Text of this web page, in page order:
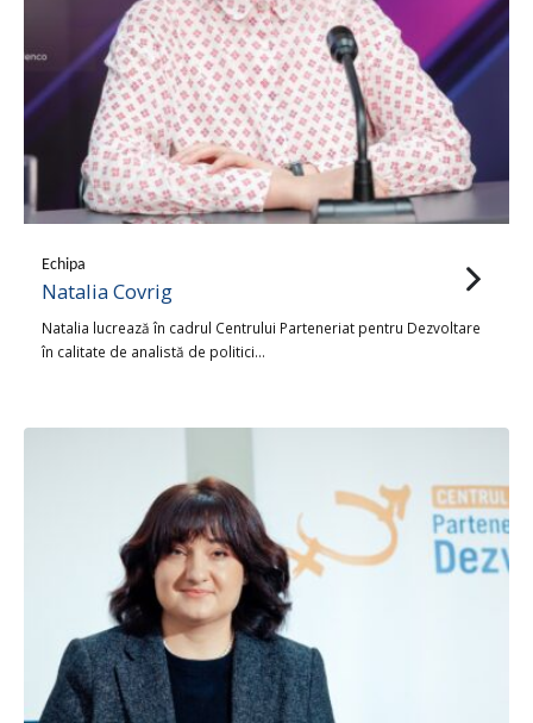
Echipa
Natalia Covrig
Natalia lucrează în cadrul Centrului Parteneriat pentru Dezvoltare
în calitate de analistă de politici…